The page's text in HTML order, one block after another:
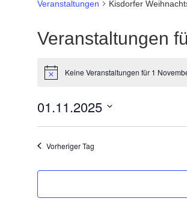
Veranstaltungen Kisdorfer
Veranstaltungen
HinweisKeine Veranstaltungen für 1
01.11.2025
Vorheriger Tag